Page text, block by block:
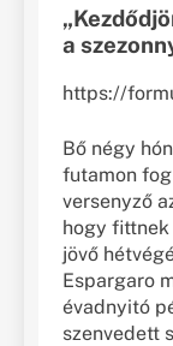
a
https://
Bő négy
futamon
versenyző
hogy
jövő
Espargaro
évadnyitó
szenvedett